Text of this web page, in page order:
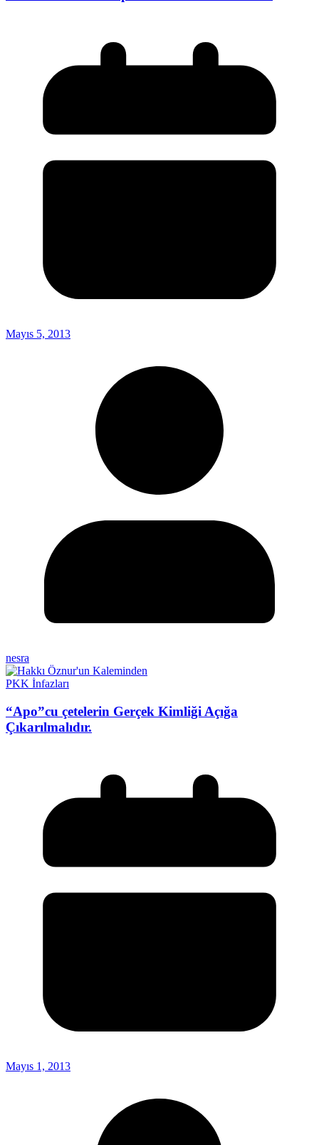
Mayıs 5, 2013
nesra
PKK İnfazları
“Apo”cu çetelerin Gerçek Kimliği Açığa
Çıkarılmalıdır.
Mayıs 1, 2013